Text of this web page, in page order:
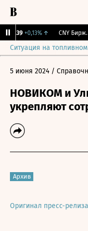
115,39 +0,13%↑ CNY Бирж. 0
Ситуация на
5 июня 2024 /
НОВИКОМ и
укрепляют
Архив
Оригинал пресс-релиза